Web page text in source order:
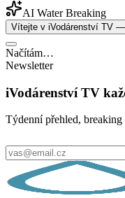
AI Water Breaking
Vítejte v iVodárenství TV —
Načítám…
Newsletter
iVodárenství TV
Týdenní přehled,